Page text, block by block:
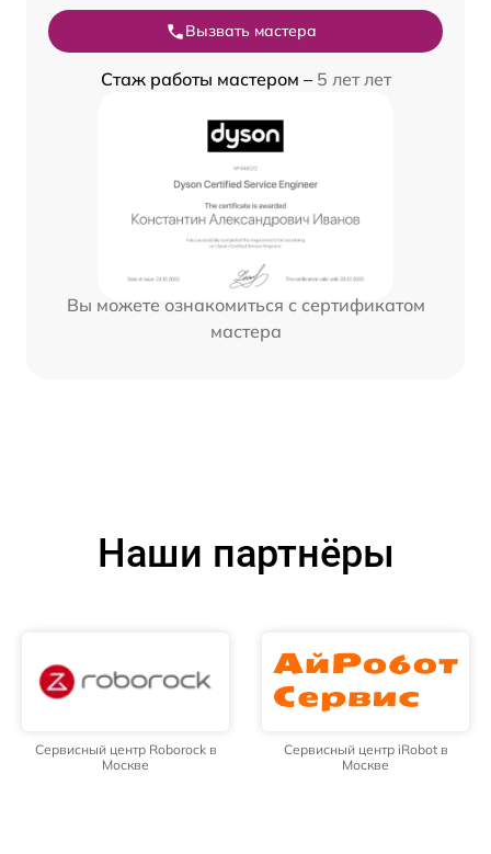
Вызвать мастера
Стаж работы мастером – 5 лет лет
Вы можете ознакомиться с сертификатом
мастера
Наши партнёры
Сервисный центр Roborock в
Москве
Сервисный центр iRobot в
Москве